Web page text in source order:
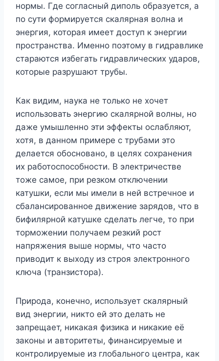
нормы. Где согласный диполь образуется, а
по сути формируется скалярная волна и
энергия, которая имеет доступ к энергии
пространства. Именно поэтому в гидравлике
стараются избегать гидравлических ударов,
которые разрушают трубы.
Как видим, наука не только не хочет
использовать энергию скалярной волны, но
даже умышленно эти эффекты ослабляют,
хотя, в данном примере с трубами это
делается обосновано, в целях сохранения
их работоспособности. В электричестве
тоже самое, при резком отключении
катушки, если мы имели в ней встречное и
сбалансированное движение зарядов, что в
бифилярной катушке сделать легче, то при
торможении получаем резкий рост
напряжения выше нормы, что часто
приводит к выходу из строя электронного
ключа (транзистора).
Природа, конечно, использует скалярный
вид энергии, никто ей это делать не
запрещает, никакая физика и никакие её
законы и авторитеты, финансируемые и
контролируемые из глобального центра, как